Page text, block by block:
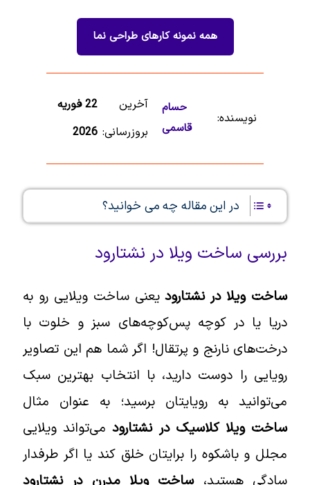
همه نمونه کارهایطراحی نما
نویسنده:
حسام
قاسمی
آخرین
بروزرسانی:
22 فوریه
2026
در این مقاله چه می خوانید؟
بررسی ساخت ویلا در نشتارود
ساخت ویلا در نشتارودیعنی ساخت ویلایی رو به
دریا یا در کوچه پس‌کوچه‌های سبز و خلوت با
درخت‌های نارنج و پرتقال! اگر شما هم این تصاویر
رویایی را دوست دارید، با انتخاب بهترین سبک
می‌توانید به رویایتان برسید؛ به عنوان مثال
ساخت ویلا کلاسیک در نشتارودمی‌تواند ویلایی
مجلل و باشکوه را برایتان خلق کند یا اگر طرفدار